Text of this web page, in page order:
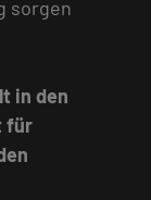
sorgen
in den
für